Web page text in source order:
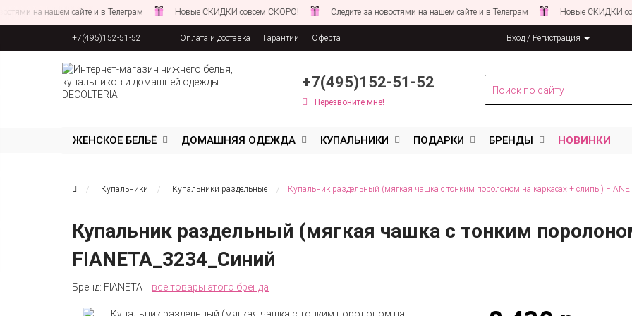
нашем сайте и в Телеграм Новые СКИДКИ совсем СКОРО! Следите за новостями на нашем сайте и в Телеграм Новые СКИДКИ совсем
+7(495)152-51-52 Оплата и доставка Гарантии Оферта
Соглашение об обработке персональных данных
Вход / Регистрация
+7(495)152-51-52
Перезвоните мне!
ЖЕНСКОЕ БЕЛЬЁ ДОМАШНЯЯ ОДЕЖДА КУПАЛЬНИКИ ПОДАРКИ БРЕНДЫ НОВИНКИ
Купальники Купальники раздельные Купальник раздельный (мягкая чашка с тонким поролоном на каркасах + слипы)
Купальник раздельный (мягкая чашка с тонким
FIANETA_3234_Синий
Бренд: FIANETA все товары этого бренда